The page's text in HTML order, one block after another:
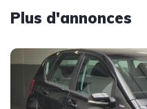
Plus d'annonces